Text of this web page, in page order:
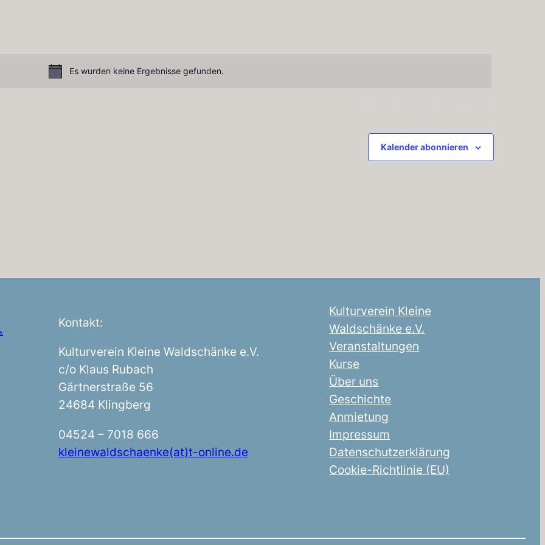
Notice
Es wurden keine Ergebnisse gefunden.
Kalender abonnieren
Kontakt:
Kulturverein Kleine Waldschänke e.V.
c/o Klaus Rubach
Gärtnerstraße 56
24684 Klingberg
04524 – 7018 666
kleinewaldschaenke(at)t-online.de
Kulturverein Kleine
Waldschänke e.V.
Veranstaltungen
Kurse
Über uns
Geschichte
Anmietung
Impressum
Datenschutzerklärung
Cookie-Richtlinie (EU)